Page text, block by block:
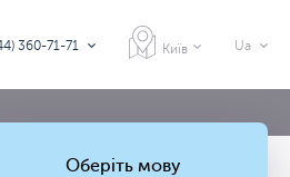
360-71-71 Київ Ua
Оберіть мову